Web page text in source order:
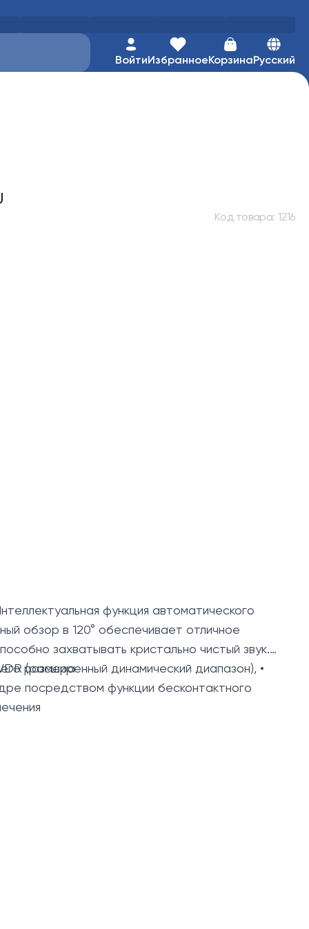
ВойтиИзбранноеКорзинаРусский
Код товара: 1216
функция автоматического
обзор в 120° обеспечивает отличное
захватывать кристально чистый звук.
размера
(расширенный динамический диапазон), •
посредством функции бесконтактного